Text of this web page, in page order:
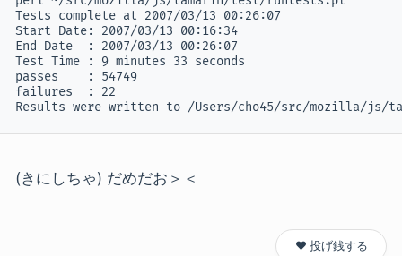
Tests complete at 2007/03/13 00:26:07
Start Date: 2007/03/13 00:16:34
End Date  : 2007/03/13 00:26:07
Test Time : 9 minutes 33 seconds
passes    : 54749
failures  : 22
Results were written to /Users/cho45/src/mozilla/js/
(きにしちゃ) だめだお＞＜
❤️ 投げ銭する